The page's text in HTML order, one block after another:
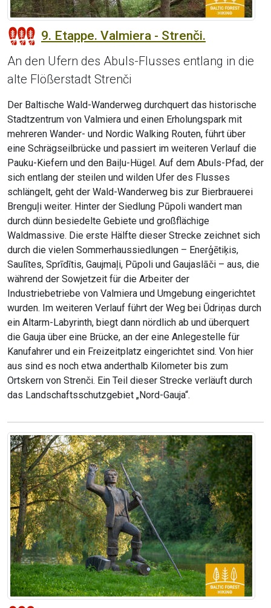
9. Etappe. Valmiera - Strenči.
An den Ufern des Abuls-Flusses entlang in die
alte Flößerstadt Strenči
Der Baltische Wald-Wanderweg durchquert das historische
Stadtzentrum von Valmiera und einen Erholungspark mit
mehreren Wander- und Nordic Walking Routen, führt über
eine Schrägseilbrücke und passiert im weiteren Verlauf die
Pauku-Kiefern und den Baiļu-Hügel. Auf dem Abuls-Pfad, der
sich entlang der steilen und wilden Ufer des Flusses
schlängelt, geht der Wald-Wanderweg bis zur Bierbrauerei
Brenguļi weiter. Hinter der Siedlung Pūpoli wandert man
durch dünn besiedelte Gebiete und großflächige
Waldmassive. Die erste Hälfte dieser Strecke zeichnet sich
durch die vielen Sommerhaussiedlungen – Enerģētiķis,
Saulītes, Sprīdītis, Gaujmaļi, Pūpoli und Gaujaslāči – aus, die
während der Sowjetzeit für die Arbeiter der
Industriebetriebe von Valmiera und Umgebung eingerichtet
wurden. Im weiteren Verlauf führt der Weg bei Ūdriņas durch
ein Altarm-Labyrinth, biegt dann nördlich ab und überquert
die Gauja über eine Brücke, an der eine Anlegestelle für
Kanufahrer und ein Freizeitplatz eingerichtet sind. Von hier
aus sind es noch etwa anderthalb Kilometer bis zum
Ortskern von Strenči. Ein Teil dieser Strecke verläuft durch
das Landschaftsschutzgebiet „Nord-Gauja“.